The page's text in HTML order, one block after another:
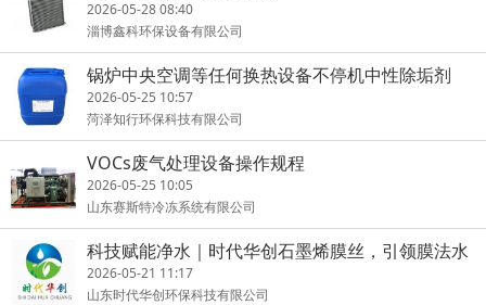
2026-05-28 08:40
淄博鑫科环保设备有限公司
锅炉中央空调等任何换热设备不停机中性除垢剂
2026-05-25 10:57
菏泽知行环保科技有限公司
VOCs废气处理设备操作规程
2026-05-25 10:05
山东赛斯特冷冻系统有限公司
科技赋能净水｜时代华创石墨烯膜丝，引领膜法水
处理新革命
2026-05-21 11:17
山东时代华创环保科技有限公司